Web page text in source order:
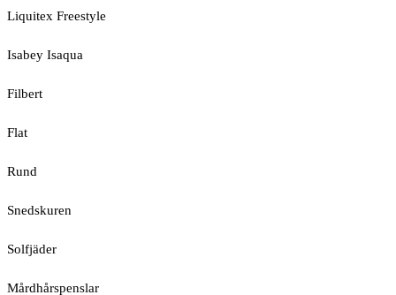
Liquitex Freestyle
Isabey Isaqua
Filbert
Flat
Rund
Snedskuren
Solfjäder
Mårdhårspenslar